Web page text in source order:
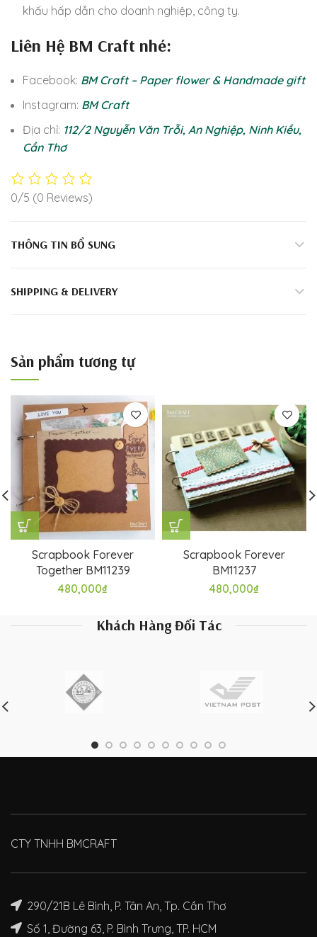
khấu hấp dẫn cho doanh nghiệp, công ty.
Liên Hệ BM Craft nhé:
Facebook: BM Craft – Paper flower & Handmade gift
Instagram: BM Craft
Địa chỉ: 112/2 Nguyễn Văn Trỗi, An Nghiệp, Ninh Kiều,
Cần Thơ
0/5 (0 Reviews)
THÔNG TIN BỔ SUNG
SHIPPING & DELIVERY
Sản phẩm tương tự
Scrapbook Forever
Together BM11239
480,000₫
Scrapbook Forever
BM11237
480,000₫
Khách Hàng Đối Tác
CTY TNHH BMCRAFT
290/21B Lê Bình, P. Tân An, Tp. Cần Thơ
Số 1, Đường 63, P. Bình Trưng, TP. HCM